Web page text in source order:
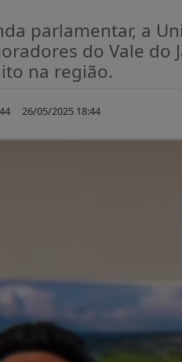
parlamentar, a
do Vale do
na região.
26/05/2025 18:44